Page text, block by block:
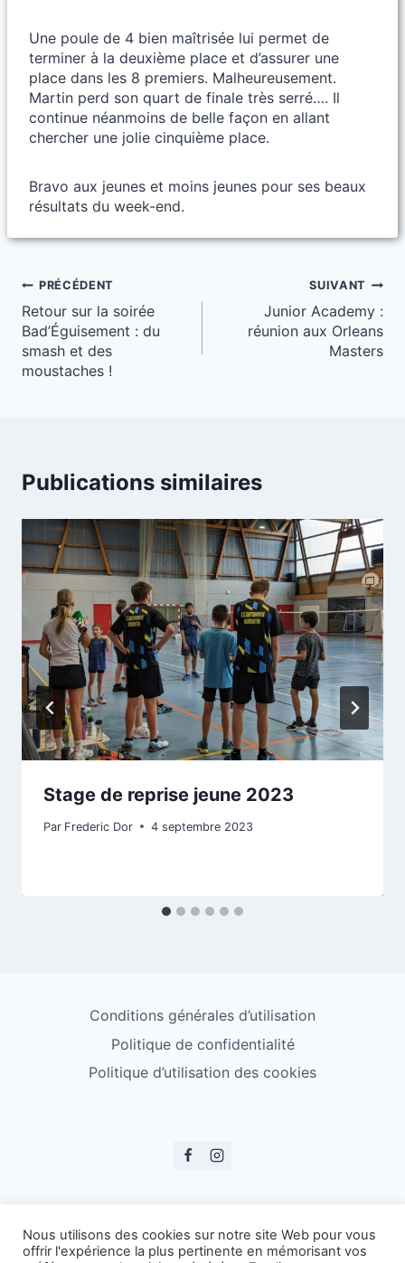
Une poule de 4 bien maîtrisée lui permet de
terminer à la deuxième place et d’assurer une
place dans les 8 premiers. Malheureusement.
Martin perd son quart de finale très serré…. Il
continue néanmoins de belle façon en allant
chercher une jolie cinquième place.
Bravo aux jeunes et moins jeunes pour ses beaux
résultats du week-end.
Navigation
de
l’article
PRÉCÉDENT
Retour sur la soirée
Bad’Éguisement : du
smash et des
moustaches !
SUIVANT
Junior Academy :
réunion aux Orleans
Masters
Publications similaires
Stage de reprise jeune 2023
Par Frederic Dor 4 septembre 2023
Conditions générales d’utilisation
Politique de confidentialité
Politique d’utilisation des cookies
Nous utilisons des cookies sur notre site Web pour vous
offrir l'expérience la plus pertinente en mémorisant vos